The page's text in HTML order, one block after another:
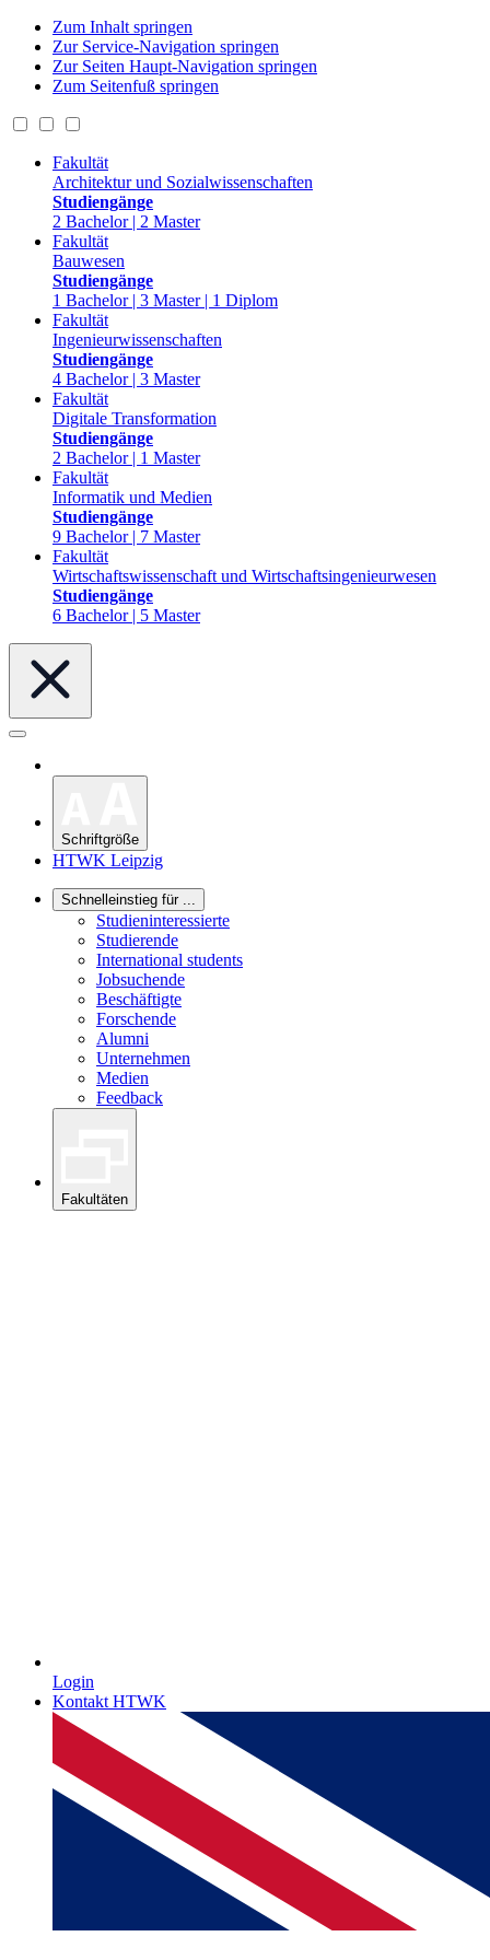
Zum Inhalt springen
Zur Service-Navigation springen
Zur Seiten Haupt-Navigation springen
Zum Seitenfuß springen
Fakultät
Architektur und Sozialwissenschaften
Studiengänge
2 Bachelor | 2 Master
Fakultät
Bauwesen
Studiengänge
1 Bachelor | 3 Master | 1 Diplom
Fakultät
Ingenieurwissenschaften
Studiengänge
4 Bachelor | 3 Master
Fakultät
Digitale Transformation
Studiengänge
2 Bachelor | 1 Master
Fakultät
Informatik und Medien
Studiengänge
9 Bachelor | 7 Master
Fakultät
Wirtschaftswissenschaft und Wirtschaftsingenieurwesen
Studiengänge
6 Bachelor | 5 Master
Schriftgröße
HTWK Leipzig
Schnelleinstieg für ...
Studieninteressierte
Studierende
International students
Jobsuchende
Beschäftigte
Forschende
Alumni
Unternehmen
Medien
Feedback
Fakultäten
Login
Kontakt HTWK